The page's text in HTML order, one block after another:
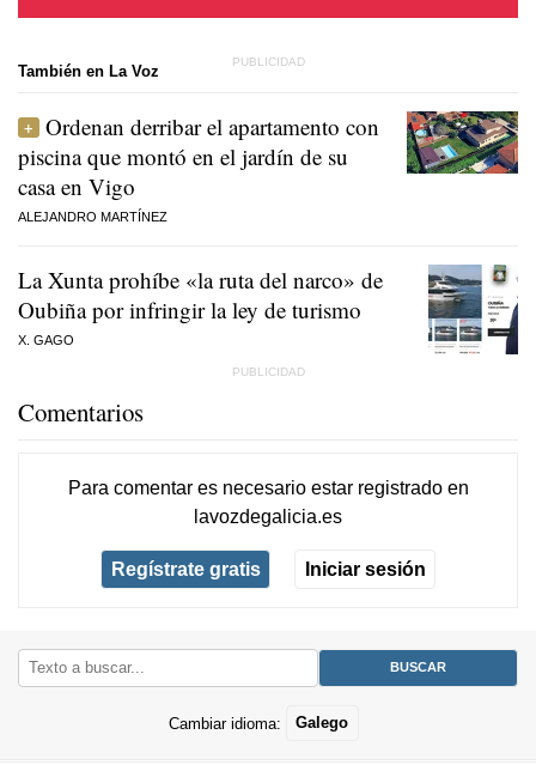
También en La Voz
Ordenan derribar el apartamento con
piscina que montó en el jardín de su
casa en Vigo
ALEJANDRO MARTÍNEZ
La Xunta prohíbe «la ruta del narco» de
Oubiña por infringir la ley de turismo
X. GAGO
Comentarios
Para comentar es necesario estar registradoen
lavozdegalicia.es
Regístrate gratis Iniciar sesión
Cambiar idioma: Galego